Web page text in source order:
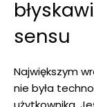
sensu
Największym
nie była